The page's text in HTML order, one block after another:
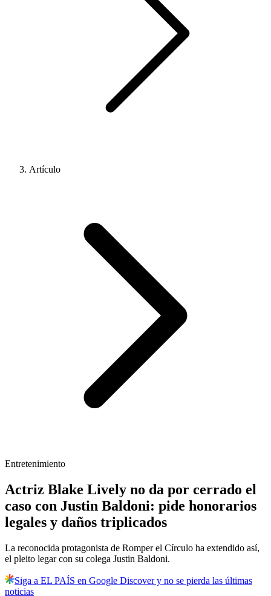
Artículo
Entretenimiento
Actriz Blake Lively no da por cerrado el
caso con Justin Baldoni: pide honorarios
legales y daños triplicados
La reconocida protagonista de Romper el Círculo ha extendido así,
el pleito legar con su colega Justin Baldoni.
Siga a EL PAÍS en Google Discover y no se pierda las últimas
noticias